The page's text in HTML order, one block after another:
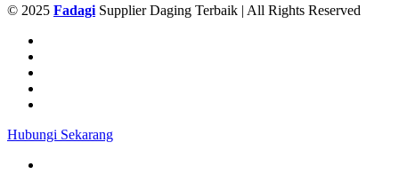
© 2025 Fadagi Supplier Daging Terbaik | All Rights Reserved
Hubungi Sekarang